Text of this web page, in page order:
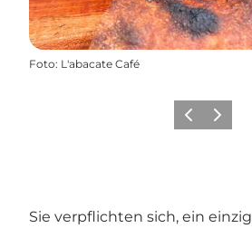
Foto: L'abacate Café
ZurückWeiter
Sie verpflichten sich, ein